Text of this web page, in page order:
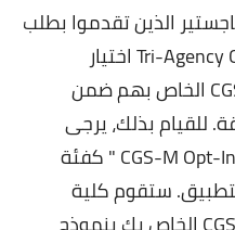
الذين تقدموا بطلب
للحصول على مسابقة Tri-Agency CGS-M اختيار
الاشتراك لاستخدام طلب CGS-M الخاص بهم ضمن
للقيام بذلك، يرجى
تحديد " مستوى الماجستير - CGS-M Opt-In " كفئة
ستقوم كلية